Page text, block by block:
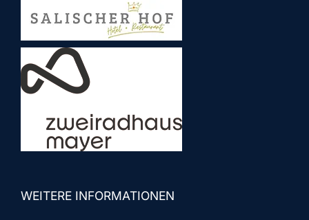
WEITERE INFORMATIONEN